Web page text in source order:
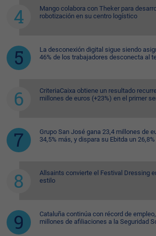
Mango colabora con Theker para
robotización en su centro logístico
La desconexión digital sigue siendo
46% de los trabajadores desconecta al
CriteriaCaixa obtiene un resultado
millones de euros (+23%) en el primer
Grupo San José gana 23,4 millones de
34,5% más, y dispara su Ebitda un 26,8%
Allsaints convierte el Festival Dressing
estilo
Cataluña continúa con récord de
millones de afiliaciones a la Seguridad